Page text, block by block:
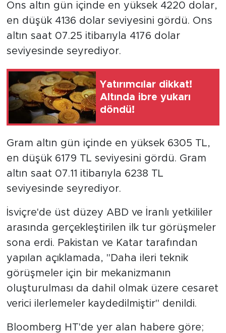
Ons altın gün içinde en yüksek 4220 dolar,
en düşük 4136 dolar seviyesini gördü. Ons
altın saat 07.25 itibarıyla 4176 dolar
seviyesinde seyrediyor.
Yatırımcılar dikkat!
Altında ibre yukarı
döndü!
Gram altın gün içinde en yüksek 6305 TL,
en düşük 6179 TL seviyesini gördü. Gram
altın saat 07.11 itibarıyla 6238 TL
seviyesinde seyrediyor.
İsviçre'de üst düzey ABD ve İranlı yetkililer
arasında gerçekleştirilen ilk tur görüşmeler
sona erdi. Pakistan ve Katar tarafından
yapılan açıklamada, "Daha ileri teknik
görüşmeler için bir mekanizmanın
oluşturulması da dahil olmak üzere cesaret
verici ilerlemeler kaydedilmiştir" denildi.
Bloomberg HT'de yer alan habere göre;